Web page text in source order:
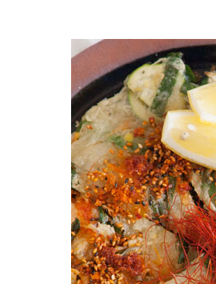
京の一味とうがらし
京の七味とうがらし
柚子薬味・山椒
ラー油
ふりかけ